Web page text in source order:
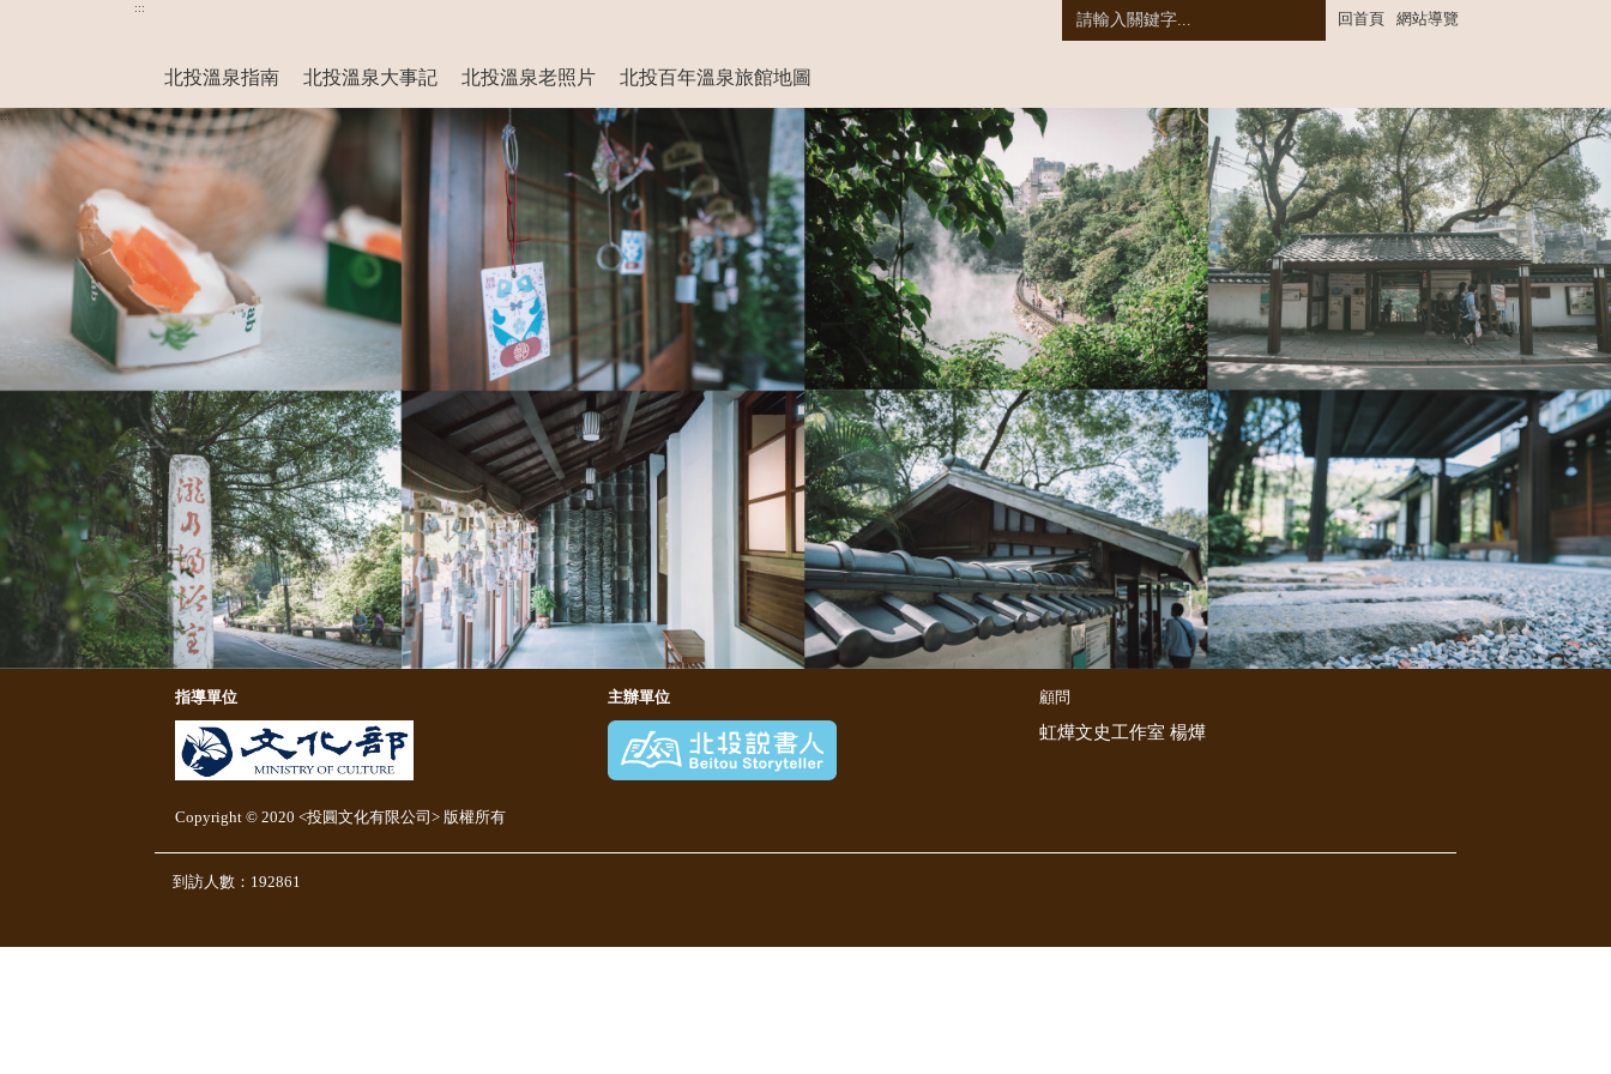
要
內
塊
:::
索
回首頁 網站導覽
北投溫泉指南 北投溫泉大事記 北投溫泉老照片 北投百年溫泉旅館地圖
:::
:::
指導單位 主辦單位 顧問
虹燁文史工作室 楊燁
Copyright © 2020 <投圓文化有限公司> 版權所有
到訪人數：192861